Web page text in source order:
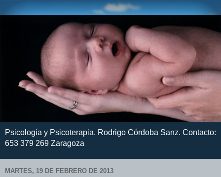
Psicología y Psicoterapia. Rodrigo Córdoba Sanz. Contacto:
653 379 269 Zaragoza
MARTES, 19 DE FEBRERO DE 2013